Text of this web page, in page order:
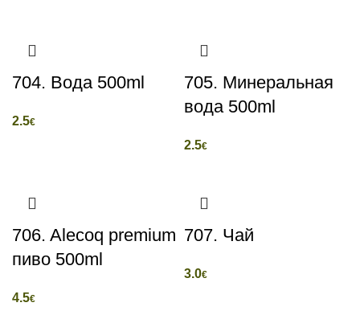
704. Вода 500ml
2.5€
705. Минеральная
вода 500ml
2.5€
706. Alecoq premium
пиво 500ml
4.5€
707. Чай
3.0€